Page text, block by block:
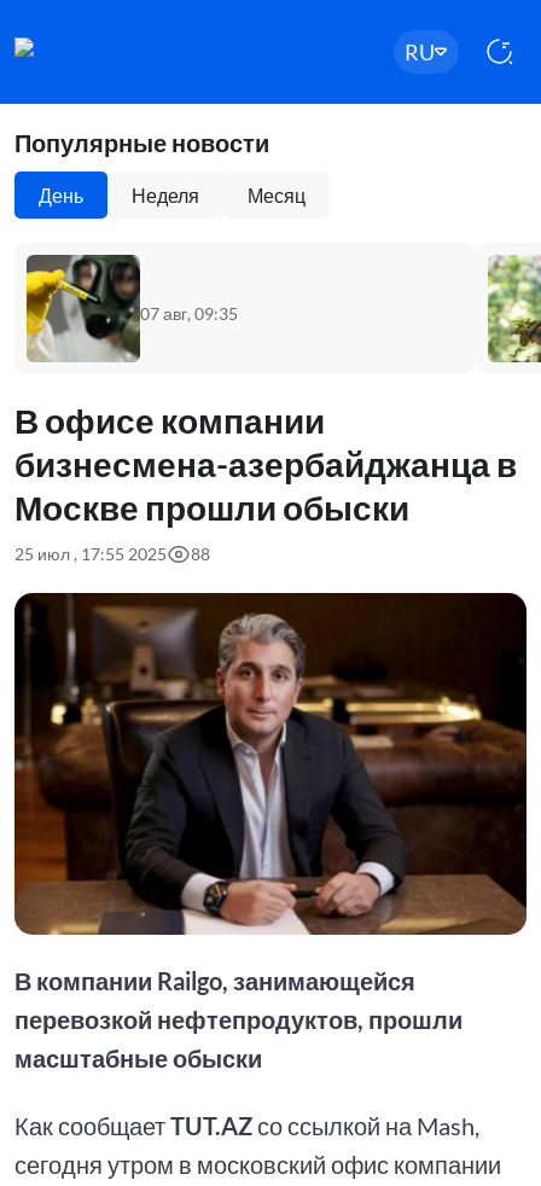
RU
Популярные новости
День Неделя Месяц
07 авг, 09:35
В офисе компании
бизнесмена-азербайджанца в
Москве прошли обыски
25 июл , 17:55 2025 88
В компании Railgo, занимающейся
перевозкой нефтепродуктов, прошли
масштабные обыски
Как сообщаетTUT.AZсо ссылкой на Mash,
сегодня утром в московский офис компании